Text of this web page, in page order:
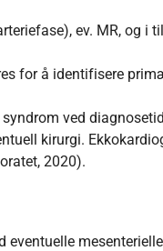
ev. MR, og i
for å identifisere
ved
kirurgi.
2020).